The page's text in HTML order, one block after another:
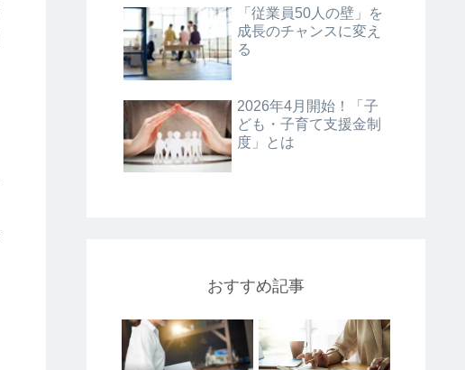
「従業員50人の壁」を
成長のチャンスに変え
る
2026年4月開始！「子
ども・子育て支援金制
度」とは
おすすめ記事